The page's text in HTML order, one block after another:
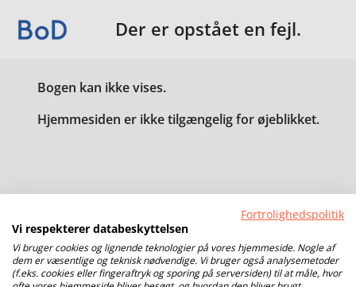
Der er opstået en fejl.
Bogen kan ikke vises.
Hjemmesiden er ikke tilgængelig for øjeblikket.
Fortrolighedspolitik
Vi respekterer databeskyttelsen
Vi bruger cookies og lignende teknologier på vores hjemmeside. Nogle af
dem er væsentlige og teknisk nødvendige. Vi bruger også analysemetoder
(f.eks. cookies eller fingeraftryk og sporing på serversiden) til at måle, hvor